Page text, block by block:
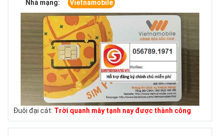
Nhà mạng: Vietnamobile
Đuôi đại cát: Trời quanh mây tạnh nay được thành công